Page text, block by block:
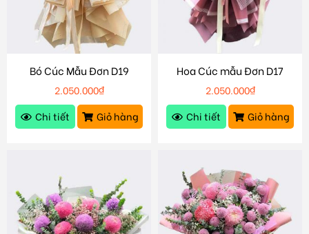
Bó Cúc Mẫu Đơn D19
2.050.000₫
Chi tiết
Giỏ hàng
Hoa Cúc mẫu Đơn D17
2.050.000₫
Chi tiết
Giỏ hàng